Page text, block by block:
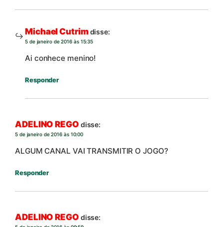
Michael Cutrimdisse:
5 de janeiro de 2016 às 15:35
Ai conhece menino!
Responder
ADELINO REGO disse:
5 de janeiro de 2016 às 10:00
ALGUM CANAL VAI TRANSMITIR O JOGO?
Responder
ADELINO REGO disse: